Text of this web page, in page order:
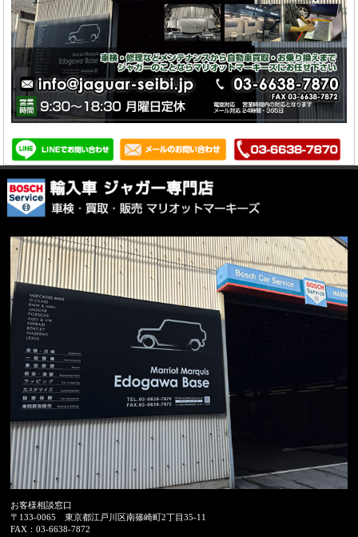
お客様相談窓口
〒133-0065
東京都江戸川区南篠崎町2丁目35-11
FAX：03-6638-7872